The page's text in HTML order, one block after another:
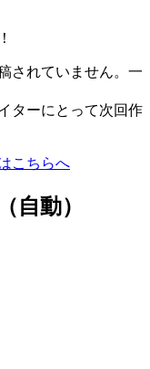
されていません。一
ターにとって次回作
こちらへ
自動）